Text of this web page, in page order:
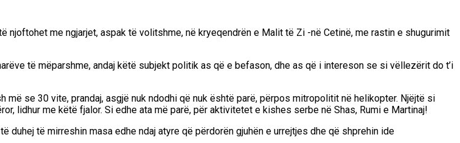
njoftohet me ngjarjet, aspak të volitshme, në kryeqendrën e Malit të Zi -në Cetinë, me rastin e shugurimit
të mëparshme, andaj këtë subjekt politik as që e befason, dhe as që i intereson se si vëllezërit do t’i
më se 30 vite, prandaj, asgjë nuk ndodhi që nuk është parë, përpos mitropolitit në helikopter. Njëjtë si
lidhur me këtë fjalor. Si edhe ata më parë, për aktivitetet e kishes serbe në Shas, Rumi e Martinaj!
duhej të mirreshin masa edhe ndaj atyre që përdorën gjuhën e urrejtjes dhe që shprehin ide